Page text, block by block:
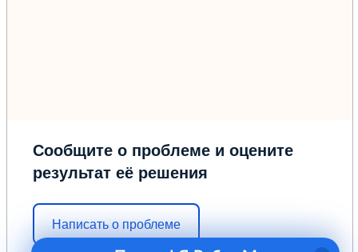
Сообщите о проблеме и оцените
результат её решения
Написать о проблеме